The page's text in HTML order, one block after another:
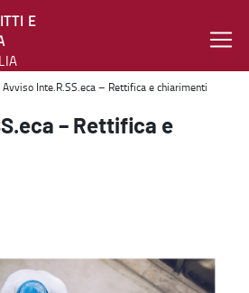
E
e chiarimenti - Welfare, diritti e
Avviso Inte.R.SS.eca – Rettifica e chiarimenti
– Rettifica e